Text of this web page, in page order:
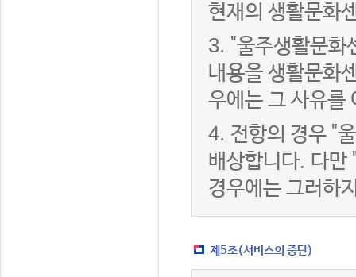
현재의 생활문화
3. "울주생활문화
내용을 생활문화
우에는 그 사유를
4. 전항의 경우 "
배상합니다. 다만
경우에는 그러하
제5조(서비스의 중단)